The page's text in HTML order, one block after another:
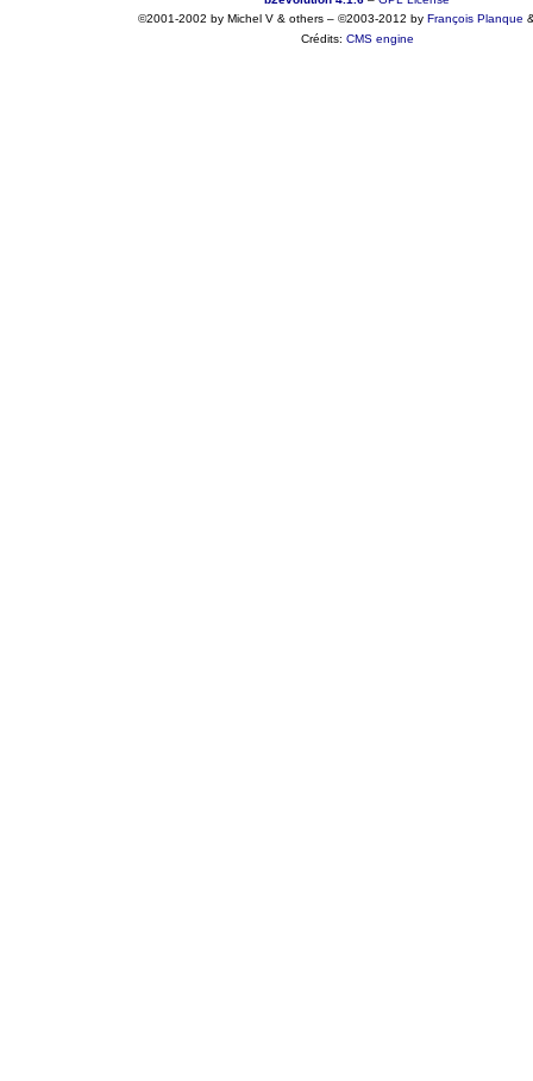
©2001-2002 by Michel V & others– ©2003-2012 by François Planque
Crédits: CMS engine